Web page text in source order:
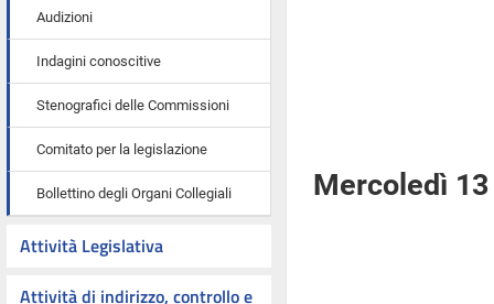
Audizioni
Indagini conoscitive
Stenografici delle Commissioni
Comitato per la legislazione
Bollettino degli Organi Collegiali
Attività Legislativa
Attività di indirizzo, controllo e
Mercoledì